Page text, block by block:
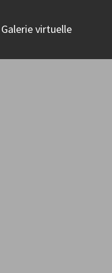
Galerie virtuelle